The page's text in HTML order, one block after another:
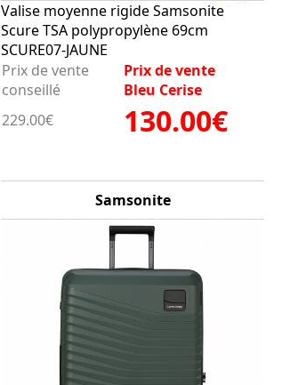
Valise moyenne rigide Samsonite
Scure TSA polypropylène 69cm
SCURE07-JAUNE
Prix de vente
conseillé
Prix de vente
Bleu Cerise
229.00€
130.00€
Samsonite